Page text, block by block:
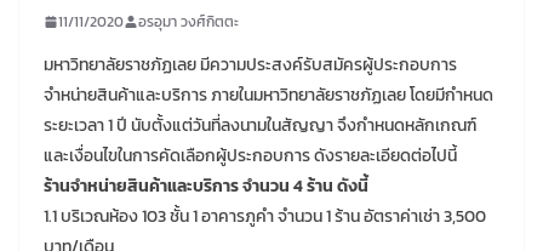
11/11/2020 อรอุมา วงศ์กิตตะ
มหาวิทยาลัยราชภัฏเลย มีความประสงค์รับสมัครผู้ประกอบการ
จำหน่ายสินค้าและบริการ ภายในมหาวิทยาลัยราชภัฏเลย โดยมีกำหนด
ระยะเวลา 1 ปี นับตั้งแต่วันที่ลงนามในสัญญา จึงกำหนดหลักเกณฑ์
และเงื่อนไขในการคัดเลือกผู้ประกอบการ ดังรายละเอียดต่อไปนี้
ร้านจำหน่ายสินค้าและบริการ จำนวน 4 ร้าน ดังนี้
1.1 บริเวณห้อง 103 ชั้น 1 อาคารภูคำ จำนวน 1 ร้าน อัตราค่าเช่า 3,500